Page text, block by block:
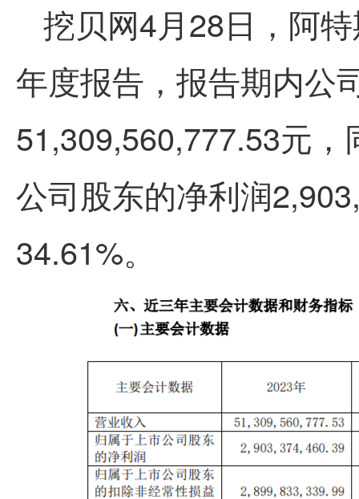
挖贝网4月28日，阿
年度报告，报告期内公
51,309,560,777.53元
公司股东的净利润
34.61%。